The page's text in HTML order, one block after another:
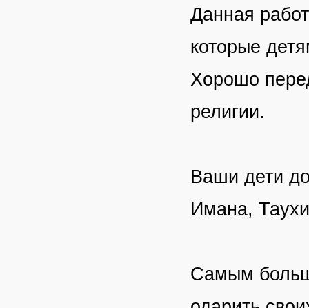
Данная
которые
Хорошо
религии.
Ваши дети
Имана,
Самым